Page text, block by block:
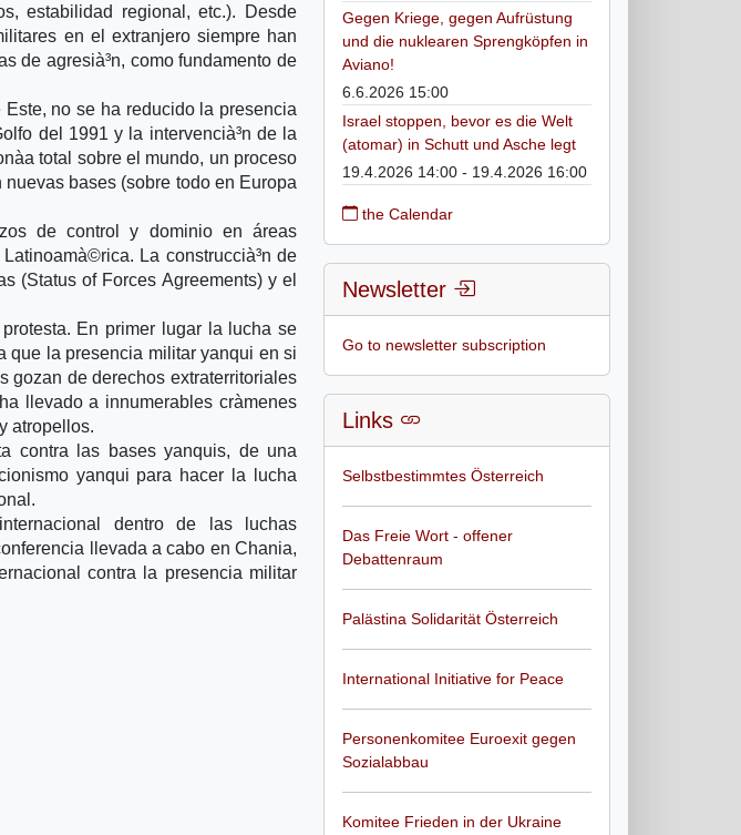
estabilidad regional, etc.). Desde
en el extranjero siempre han
de agresià³n, como fundamento de
no se ha reducido la presencia
del 1991 y la intervencià³n de la
total sobre el mundo, un proceso
bases (sobre todo en Europa
de control y dominio en áreas
La construccià³n de
(Status of Forces Agreements) y el
En primer lugar la lucha se
que la presencia militar yanqui en si
gozan de derechos extraterritoriales
llevado a innumerables crà­menes
atropellos.
contra las bases yanquis, de una
yanqui para hacer la lucha
dentro de las luchas
llevada a cabo en Chania,
contra la presencia militar
Gegen Kriege, gegen Aufrüstung
und die nuklearen Sprengköpfen in
Aviano!
6.6.2026 15:00
Israel stoppen, bevor es die Welt
(atomar) in Schutt und Asche legt
19.4.2026 14:00 - 19.4.2026 16:00
the Calendar
Newsletter
Go to newsletter subscription
Links
Selbstbestimmtes Österreich
Das Freie Wort - offener
Debattenraum
Palästina Solidarität Österreich
International Initiative for Peace
Personenkomitee Euroexit gegen
Sozialabbau
Komitee Frieden in der Ukraine